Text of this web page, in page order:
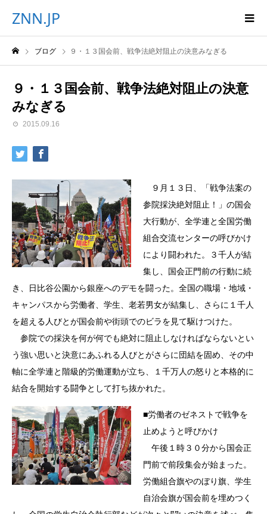
ZNN.JP
ブログ ９・１３国会前、戦争法絶対阻止の決意みなぎる
９・１３国会前、戦争法絶対阻止の決意
みなぎる
2015.09.16
９月１３日、「戦争法案の
参院採決絶対阻止！」の国会
大行動が、全学連と全国労働
組合交流センターの呼びかけ
により闘われた。３千人が結
集し、国会正門前の行動に続
き、日比谷公園から銀座へのデモを闘った。全国の職場・地域・
キャンパスから労働者、学生、老若男女が結集し、さらに１千人
を超える人びとが国会前や街頭でのビラを見て駆けつけた。
参院での採決を何が何でも絶対に阻止しなければならないとい
う強い思いと決意にあふれる人びとがさらに団結を固め、その中
軸に全学連と階級的労働運動が立ち、１千万人の怒りと本格的に
結合を開始する闘争として打ち抜かれた。
■労働者のゼネストで戦争を
止めようと呼びかけ
午後１時３０分から国会正
門前で前段集会が始まった。
労働組合旗やのぼり旗、学生
自治会旗が国会前を埋めつく